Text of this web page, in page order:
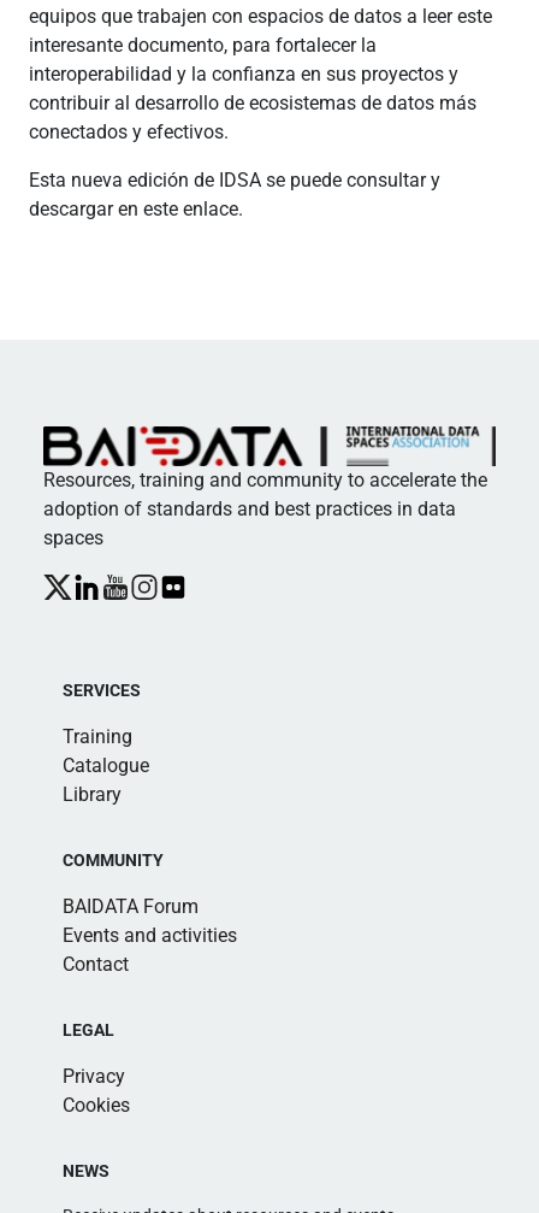
equipos que trabajen con espacios de datos a leer este
interesante documento, para fortalecer la
interoperabilidad y la confianza en sus proyectos y
contribuir al desarrollo de ecosistemas de datos más
conectados y efectivos.
Esta nueva edición de IDSA se puede consultar y
descargar en este enlace.
Resources, training and community to accelerate the
adoption of standards and best practices in data
spaces
SERVICES
Training
Catalogue
Library
COMMUNITY
BAIDATA Forum
Events and activities
Contact
LEGAL
Privacy
Cookies
NEWS